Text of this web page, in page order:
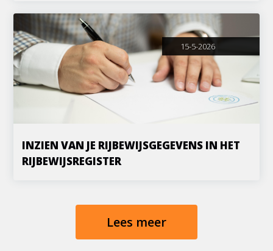
15-5-2026
INZIEN VAN JE RIJBEWIJSGEGEVENS IN HET
RIJBEWIJSREGISTER
Lees meer